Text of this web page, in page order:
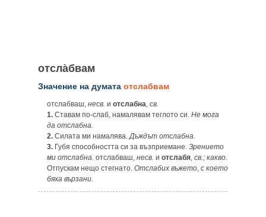
отсла̀бвам
Значение на думата отслабвам
отслабваш, несв. и отслабна, св.
1. Ставам по-слаб, намалявам теглото си. Не мога
да отслабна.
2. Силата ми намалява.Дъждът отслабна.
3. Губя способността си за възприемане. Зрението
ми отслабна. отслабваш, несв. и отслабя, св.; какво.
Отпускам нещо стегнато. Отслабих въжето, с което
бяха вързани.